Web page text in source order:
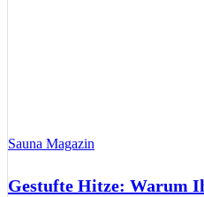
Sauna Magazin
Gestufte Hitze: Warum